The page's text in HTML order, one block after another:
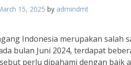
15, 2025 by admindmt
Indonesia merupakan salah
bulan Juni 2024, terdapat
perlu dipahami dengan baik